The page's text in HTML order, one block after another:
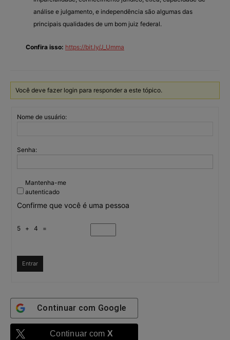
análise e julgamento, e independência são algumas das
principais qualidades de um bom juiz federal.
Confira isso: https://bit.ly/J_Umma
Você deve fazer login para responder a este tópico.
Nome de usuário:
Senha:
Mantenha-me
autenticado
Confirme que você é uma pessoa
5 + 4 =
Entrar
Continuar com Google
Continuar com X